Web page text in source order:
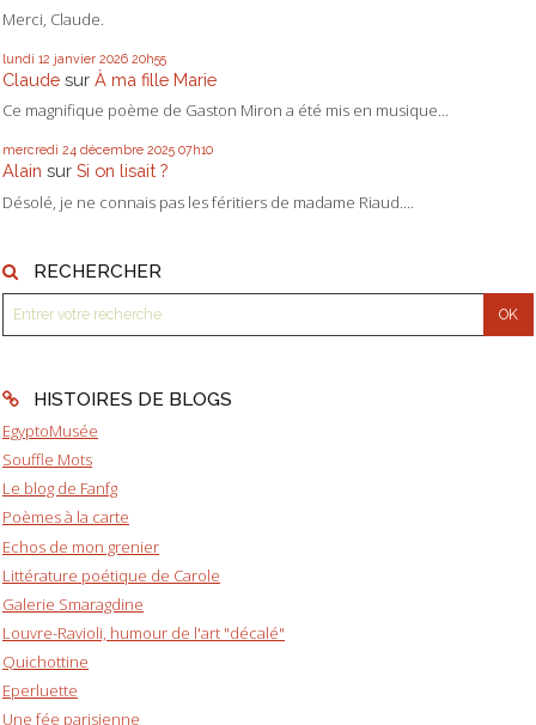
Merci, Claude.
lundi 12 janvier 2026 20h55
Claude sur À ma fille Marie
Ce magnifique poème de Gaston Miron a été mis en musique...
mercredi 24 décembre 2025 07h10
Alain sur Si on lisait ?
Désolé, je ne connais pas les féritiers de madame Riaud....
RECHERCHER
HISTOIRES DE BLOGS
EgyptoMusée
Souffle Mots
Le blog de Fanfg
Poèmes à la carte
Echos de mon grenier
Littérature poétique de Carole
Galerie Smaragdine
Louvre-Ravioli, humour de l'art "décalé"
Quichottine
Eperluette
Une fée parisienne